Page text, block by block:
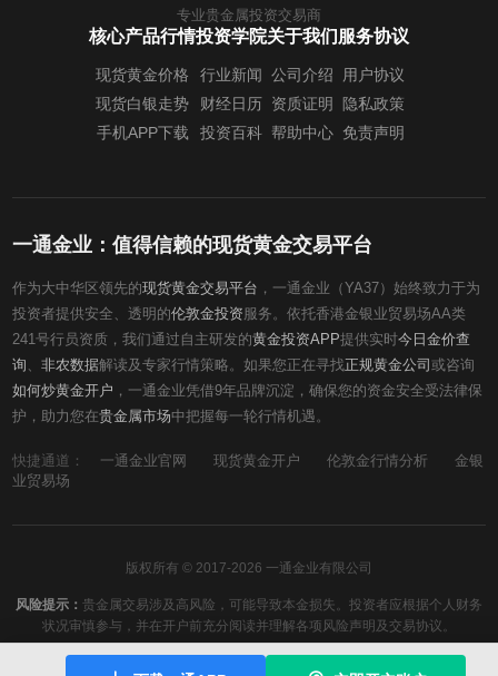
专业贵金属投资交易商
核心产品行情
现货黄金价格
现货白银走势
手机APP下载
投资学院
行业新闻
财经日历
投资百科
关于我们
公司介绍
资质证明
帮助中心
服务协议
用户协议
隐私政策
免责声明
一通金业：值得信赖的现货黄金交易平台
作为大中华区领先的现货黄金交易平台 ，一通金业（YA37）始终致力于为
投资者提供安全、透明的伦敦金投资服务。依托香港金银业贸易场AA类
241号行员资质，我们通过自主研发的黄金投资APP提供实时今日金价查
询 、非农数据解读及专家行情策略。如果您正在寻找正规黄金公司或咨询
如何炒黄金开户 ，一通金业凭借9年品牌沉淀，确保您的资金安全受法律保
护，助力您在贵金属市场中把握每一轮行情机遇。
快捷通道： 一通金业官网 现货黄金开户 伦敦金行情分析
金银
业贸易场
版权所有 © 2017-2026 一通金业有限公司
风险提示： 贵金属交易涉及高风险，可能导致本金损失。投资者应根据个人财务
状况审慎参与，并在开户前充分阅读并理解各项风险声明及交易协议。